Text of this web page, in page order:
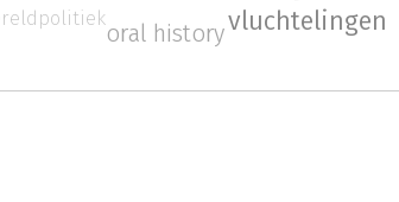
vluchtelingen
oral history